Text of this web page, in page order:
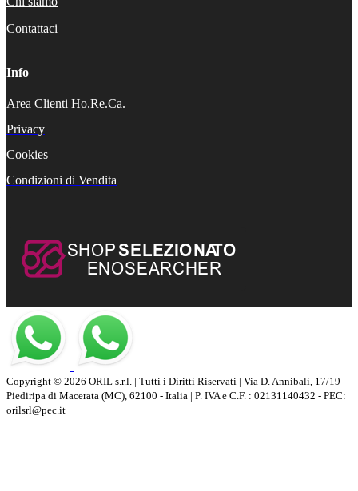
Contattaci
Info
Area Clienti Ho.Re.Ca.
Privacy
Cookies
Condizioni di Vendita
Copyright © 2026 ORIL s.r.l. | Tutti i Diritti Riservati | Via D. Annibali, 17/19
Piediripa di Macerata (MC), 62100 - Italia | P. IVA e C.F. : 02131140432 - PEC:
orilsrl@pec.it